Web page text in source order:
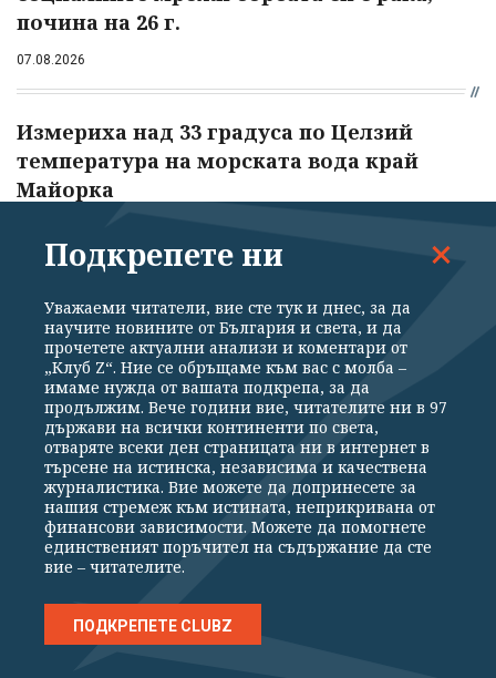
почина на 26 г.
07.08.2026
Измериха над 33 градуса по Целзий
температура на морската вода край
Майорка
Зеленски обяви специални операции
срещу руската военна промишленост
07.08.2026
"Смазването на човек, който се е молил
и не е получил милост." Съдът остави в
ареста петимата за убийството в
Пловдив
07.08.2026
75-годишен дилър продава суперчист
Подкрепете ни
Уважаеми читатели, вие сте тук и днес, за да
научите новините от България и света, и да
прочетете актуални анализи и коментари от
„Клуб Z“. Ние се обръщаме към вас с молба –
имаме нужда от вашата подкрепа, за да
продължим. Вече години вие, читателите ни в 97
държави на всички континенти по света,
отваряте всеки ден страницата ни в интернет в
търсене на истинска, независима и качествена
журналистика. Вие можете да допринесете за
нашия стремеж към истината, неприкривана от
финансови зависимости. Можете да помогнете
единственият поръчител на съдържание да сте
вие – читателите.
ПОДКРЕПЕТЕ CLUBZ